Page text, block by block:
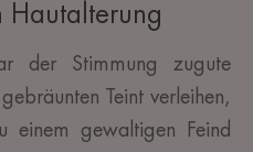
Hautalterung
der Stimmung zugute
Teint verleihen,
einem gewaltigen Feind